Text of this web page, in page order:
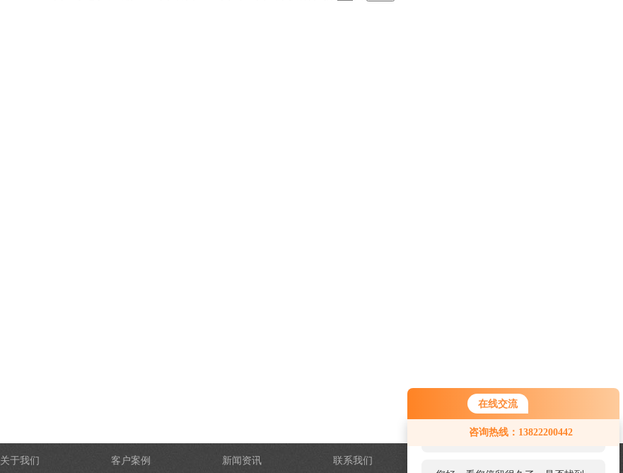
在线交流
咨询热线：13822200442
您好！欢迎前来咨询，很高兴为您
服务，请问您要咨询什么问题呢？
关于我们 客户案例 新闻资讯 联系我们